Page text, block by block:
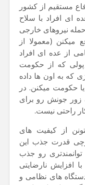
مستقیم از کشور
ای افراد با سلاح
نیروهای خارجی
(معمولا از
از عده ای افراد
پولی که از حکومت
که به اون ها داده
حکومت میکنن. در
زور جونش رو برای
راحتی نیست.
از کیفیت های
قدرت جذب این
توانمندتری رو جذب
افزایش نارضایتی
های نظامی و